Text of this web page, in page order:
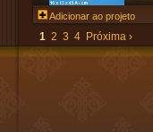
Adicionar ao projeto
1 2 3 4 Próxima ›